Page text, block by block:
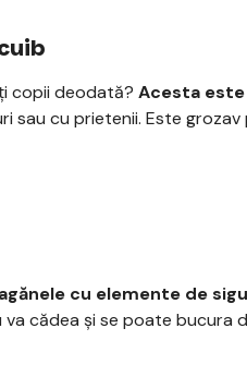
copii deodată? Acesta este
cu prietenii. Este grozav
cu elemente de
cădea și se poate bucura